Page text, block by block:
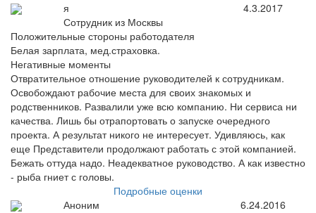
я
Сотрудник из Москвы
4.3.2017
Положительные стороны работодателя
Белая зарплата, мед.страховка.
Негативные моменты
Отвратительное отношение руководителей к сотрудникам.
Освобождают рабочие места для своих знакомых и
родственников. Развалили уже всю компанию. Ни сервиса ни
качества. Лишь бы отрапортовать о запуске очередного
проекта. А результат никого не интересует. Удивляюсь, как
еще Представители продолжают работать с этой компанией.
Бежать оттуда надо. Неадекватное руководство. А как известно
- рыба гниет с головы.
Подробные оценки
Аноним
6.24.2016